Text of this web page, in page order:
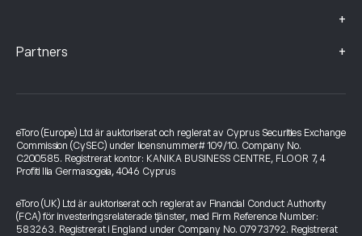
+
Partners +
eToro (Europe) Ltd är auktoriserat och reglerat av Cyprus Securities Exchange
Commission (CySEC) under licensnummer# 109/10. Company No.
C200585. Registrerat kontor: KANIKA BUSINESS CENTRE, FLOOR 7, 4
Profiti Ilia Germasogeia, 4046 Cyprus
eToro (UK) Ltd är auktoriserat och reglerat av Financial Conduct Authority
(FCA) för investeringsrelaterade tjänster, med Firm Reference Number:
583263. Registrerat i England under Company No. 07973792. Registrerat